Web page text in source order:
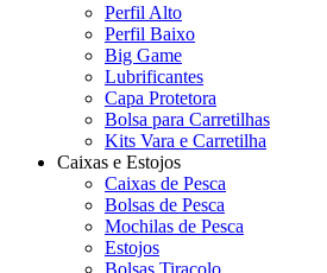
Perfil Alto
Perfil Baixo
Big Game
Lubrificantes
Capa Protetora
Bolsa para Carretilhas
Kits Vara e Carretilha
Caixas e Estojos
Caixas de Pesca
Bolsas de Pesca
Mochilas de Pesca
Estojos
Bolsas Tiracolo